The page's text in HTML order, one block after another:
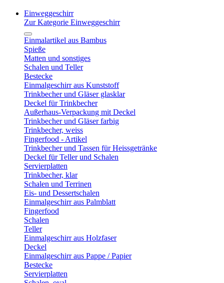
Einweggeschirr
Zur Kategorie Einweggeschirr
Einmalartikel aus Bambus
Spieße
Matten und sonstiges
Schalen und Teller
Bestecke
Einmalgeschirr aus Kunststoff
Trinkbecher und Gläser glasklar
Deckel für Trinkbecher
Außerhaus-Verpackung mit Deckel
Trinkbecher und Gläser farbig
Trinkbecher, weiss
Fingerfood - Artikel
Trinkbecher und Tassen für Heissgetränke
Deckel für Teller und Schalen
Servierplatten
Trinkbecher, klar
Schalen und Terrinen
Eis- und Dessertschalen
Einmalgeschirr aus Palmblatt
Fingerfood
Schalen
Teller
Einmalgeschirr aus Holzfaser
Deckel
Einmalgeschirr aus Pappe / Papier
Bestecke
Servierplatten